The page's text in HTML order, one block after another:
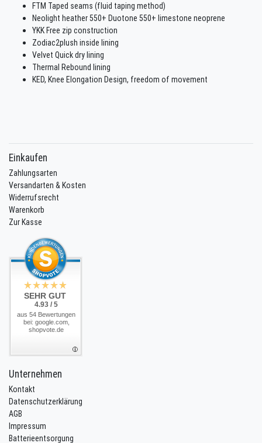
FTM Taped seams (fluid taping method)
Neolight heather 550+ Duotone 550+ limestone neoprene
YKK Free zip construction
Zodiac2plush inside lining
Velvet Quick dry lining
Thermal Rebound lining
KED, Knee Elongation Design, freedom of movement
Einkaufen
Zahlungsarten
Versandarten & Kosten
Widerrufsrecht
Warenkorb
Zur Kasse
SEHR GUT
4.93 / 5
aus 54 Bewertungen
bei: google.com,
shopvote.de
Unternehmen
Kontakt
Datenschutzerklärung
AGB
Impressum
Batterieentsorgung